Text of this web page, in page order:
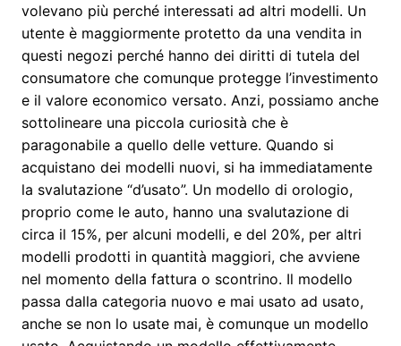
volevano più perché interessati ad altri modelli. Un
utente è maggiormente protetto da una vendita in
questi negozi perché hanno dei diritti di tutela del
consumatore che comunque protegge l’investimento
e il valore economico versato. Anzi, possiamo anche
sottolineare una piccola curiosità che è
paragonabile a quello delle vetture. Quando si
acquistano dei modelli nuovi, si ha immediatamente
la svalutazione “d’usato”. Un modello di orologio,
proprio come le auto, hanno una svalutazione di
circa il 15%, per alcuni modelli, e del 20%, per altri
modelli prodotti in quantità maggiori, che avviene
nel momento della fattura o scontrino. Il modello
passa dalla categoria nuovo e mai usato ad usato,
anche se non lo usate mai, è comunque un modello